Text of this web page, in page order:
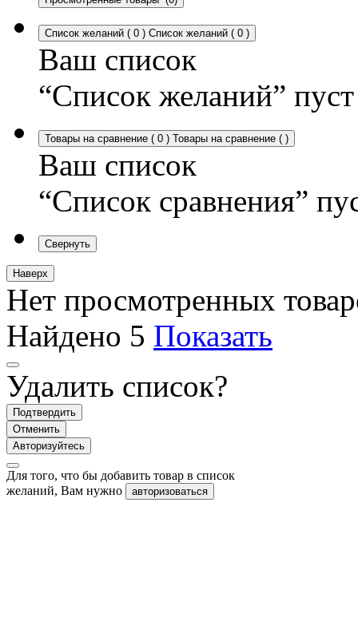
Список желаний ( 0 ) Список желаний ( 0 )
Ваш список
“Список желаний” пуст
Товары на сравнение ( 0 ) Товары на сравнение ( )
Ваш список
“Список сравнения”
Свернуть
Наверх
Нет просмотренных
Найдено 5 Показать
Удалить список?
Подтвердить
Отменить
Авторизуйтесь
Для того, что бы добавить товар в список
желаний, Вам нужно
авторизоваться